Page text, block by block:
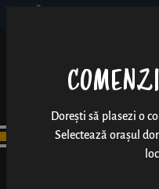
Dorești să plasezi o
Selectează orașul